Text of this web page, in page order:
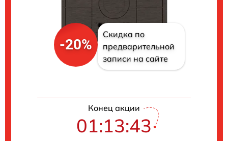
-20%
Скидка по
предварительной
записи на сайте
Конец акции
01:13:42